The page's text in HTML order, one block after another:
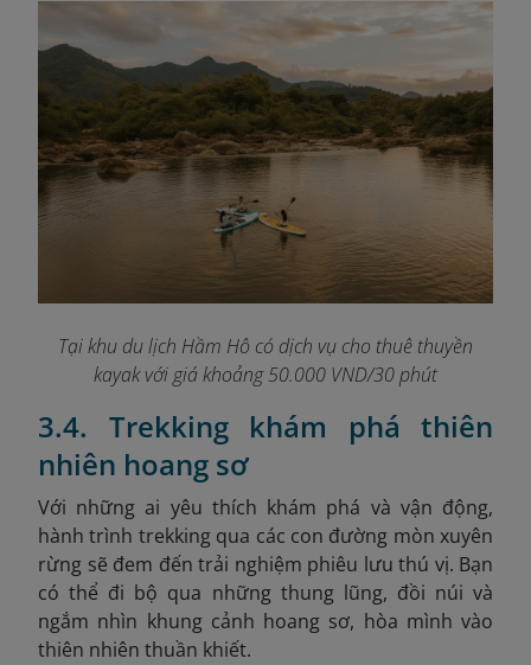
Tại khu du lịch Hầm Hô có dịch vụ cho thuê thuyền
kayak với giá khoảng 50.000 VND/30 phút
3.4. Trekking khám phá thiên
nhiên hoang sơ
Với những ai yêu thích khám phá và vận động,
hành trình trekking qua các con đường mòn xuyên
rừng sẽ đem đến trải nghiệm phiêu lưu thú vị. Bạn
có thể đi bộ qua những thung lũng, đồi núi và
ngắm nhìn khung cảnh hoang sơ, hòa mình vào
thiên nhiên thuần khiết.